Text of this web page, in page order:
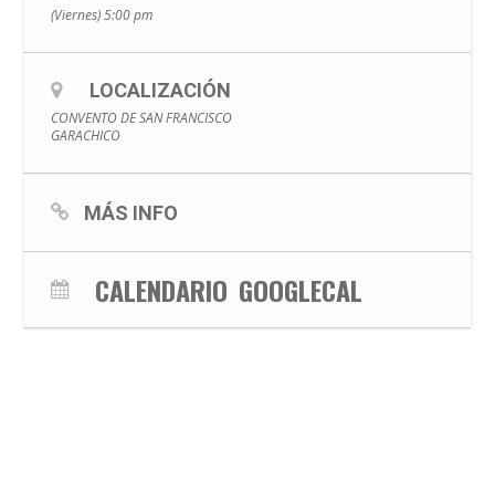
(Viernes) 5:00 pm
LOCALIZACIÓN
CONVENTO DE SAN FRANCISCO
GARACHICO
MÁS INFO
CALENDARIO GOOGLECAL